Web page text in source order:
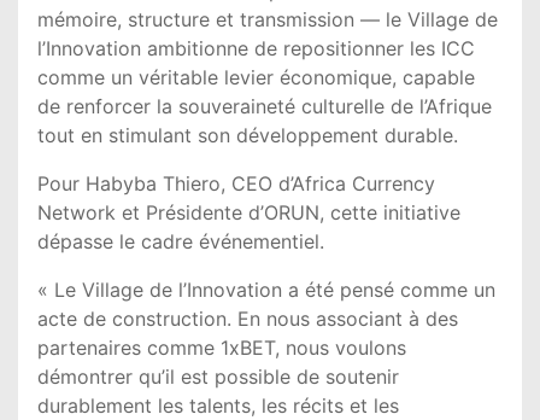
mémoire, structure et transmission — le Village de
l’Innovation ambitionne de repositionner les ICC
comme un véritable levier économique, capable
de renforcer la souveraineté culturelle de l’Afrique
tout en stimulant son développement durable.
Pour Habyba Thiero, CEO d’Africa Currency
Network et Présidente d’ORUN, cette initiative
dépasse le cadre événementiel.
« Le Village de l’Innovation a été pensé comme un
acte de construction. En nous associant à des
partenaires comme 1xBET, nous voulons
démontrer qu’il est possible de soutenir
durablement les talents, les récits et les